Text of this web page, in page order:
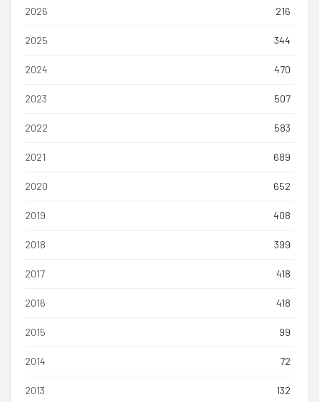
2026 216
2025 344
2024 470
2023 507
2022 583
2021 689
2020 652
2019 408
2018 399
2017 418
2016 418
2015 99
2014 72
2013 132